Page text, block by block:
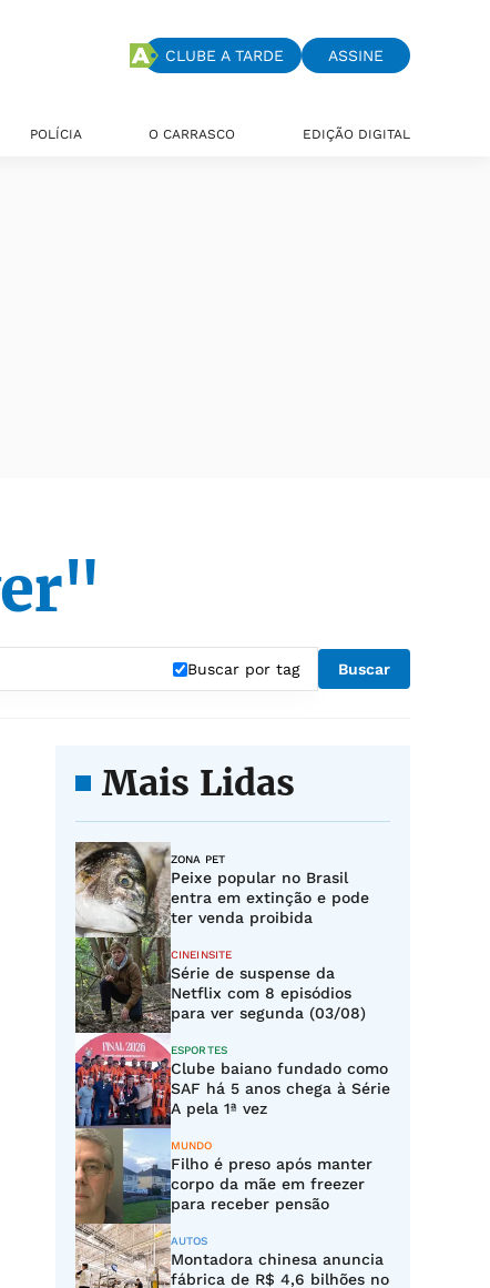
CLUBE A TARDE ASSINE
POLÍCIA O CARRASCO EDIÇÃO DIGITAL
Buscar por tag Buscar
Mais Lidas
ZONA PET
Peixe popular no Brasil
entra em extinção e pode
ter venda proibida
CINEINSITE
Série de suspense da
Netflix com 8 episódios
para ver segunda (03/08)
ESPORTES
Clube baiano fundado como
SAF há 5 anos chega à Série
A pela 1ª vez
MUNDO
Filho é preso após manter
corpo da mãe em freezer
para receber pensão
AUTOS
Montadora chinesa anuncia
fábrica de R$ 4,6 bilhões no